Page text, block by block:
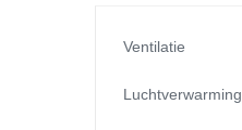
Ventilatie
Luchtverwarming